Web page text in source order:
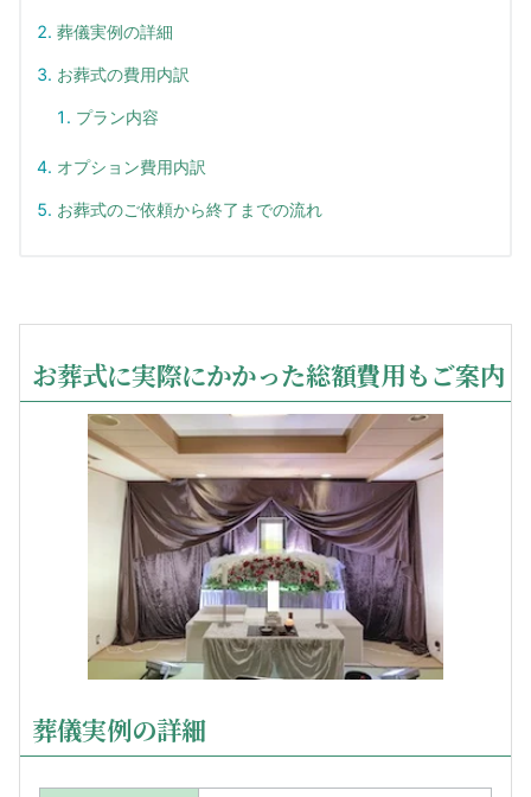
葬儀実例の詳細
お葬式の費用内訳
プラン内容
オプション費用内訳
お葬式のご依頼から終了までの流れ
お葬式に実際にかかった総額費用もご案内
葬儀実例の詳細